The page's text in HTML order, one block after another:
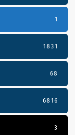
1
1831
68
6816
3